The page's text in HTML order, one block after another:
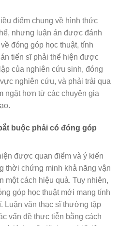
điểm chung về hình thức
nhưng luận án được đánh
đóng góp học thuật, tính
tiến sĩ phải thể hiện được
của nghiên cứu sinh, đóng
nghiên cứu, và phải trải qua
ngặt hơn từ các chuyên gia
buộc phải có đóng góp
được quan điểm và ý kiến
thời chứng minh khả năng vận
một cách hiệu quả. Tuy nhiên,
góp học thuật mới mang tính
Luận văn thạc sĩ thường tập
vấn đề thực tiễn bằng cách